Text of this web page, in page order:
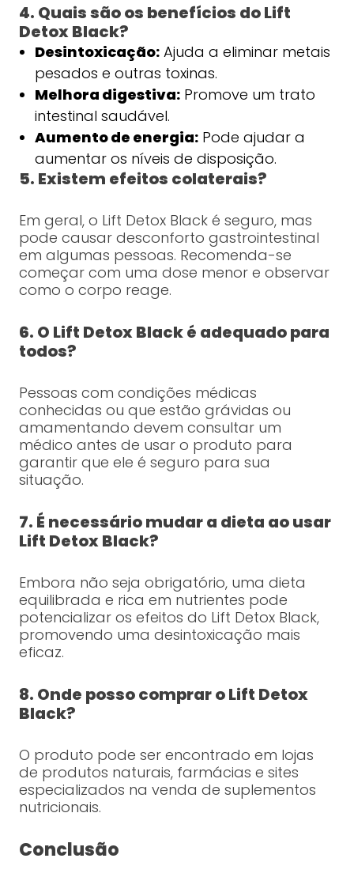
4. Quais são os benefícios do Lift
Detox Black?
Desintoxicação:Ajuda a eliminar metais
pesados e outras toxinas.
Melhora digestiva:Promove um trato
intestinal saudável.
Aumento de energia:Pode ajudar a
aumentar os níveis de disposição.
5. Existem efeitos colaterais?
Em geral, o Lift Detox Black é seguro, mas
pode causar desconforto gastrointestinal
em algumas pessoas. Recomenda-se
começar com uma dose menor e observar
como o corpo reage.
6. O Lift Detox Black é adequado para
todos?
Pessoas com condições médicas
conhecidas ou que estão grávidas ou
amamentando devem consultar um
médico antes de usar o produto para
garantir que ele é seguro para sua
situação.
7. É necessário mudar a dieta ao usar
Lift Detox Black?
Embora não seja obrigatório, uma dieta
equilibrada e rica em nutrientes pode
potencializar os efeitos do Lift Detox Black,
promovendo uma desintoxicação mais
eficaz.
8. Onde posso comprar o Lift Detox
Black?
O produto pode ser encontrado em lojas
de produtos naturais, farmácias e sites
especializados na venda de suplementos
nutricionais.
Conclusão